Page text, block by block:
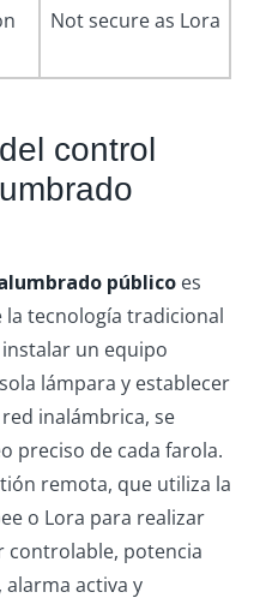
Not secure as Lora
control
público es
tecnología tradicional
instalar un equipo
lámpara y establecer
inalámbrica, se
preciso de cada farola.
remota, que utiliza la
o Lora para realizar
potencia
activa y